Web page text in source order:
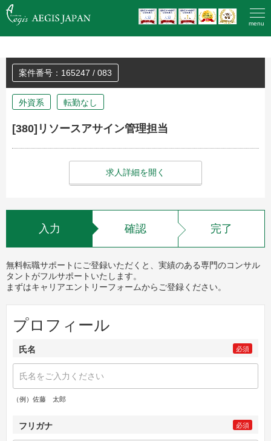
menu
HOME
案件番号：165247 / 083
外資系 転勤なし
[380]リソースアサイン管理担当
求人詳細を開く
入力 確認 完了
無料転職サポートにご登録いただくと、実績のある専門のコンサル
タントがフルサポートいたします。
まずはキャリアエントリーフォームからご登録ください。
プロフィール
氏名 必須
（例）佐藤 太郎
フリガナ 必須